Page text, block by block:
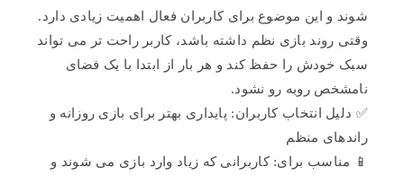
شوند و این موضوع برای کاربران فعال اهمیت زیادی دارد.
وقتی روند بازی نظم داشته باشد، کاربر راحت تر می تواند
سبک خودش را حفظ کند و هر بار از ابتدا با یک فضای
نامشخص روبه رو نشود.
✅ دلیل انتخاب کاربران: پایداری بهتر برای بازی روزانه و
راندهای منظم
📱 مناسب برای: کاربرانی که زیاد وارد بازی می شوند و